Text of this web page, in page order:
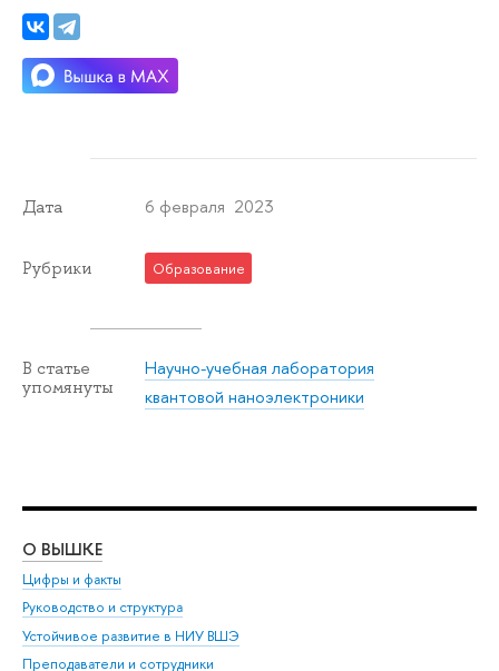
Дата 6 февраля 2023
Рубрики Образование
В статье
упомянуты
Научно-учебная лаборатория
квантовой наноэлектроники
О ВЫШКЕ
Цифры и факты
Руководство и структура
Устойчивое развитие в НИУ ВШЭ
Преподаватели и сотрудники